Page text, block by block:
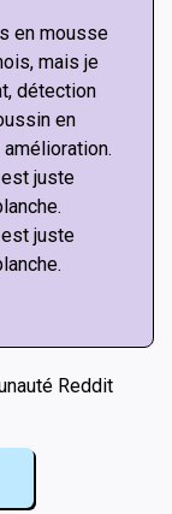
en mousse
mais je
détection
en
juste
juste
Reddit